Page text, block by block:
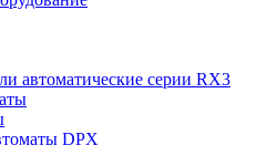
автоматические серии RX3
DPX